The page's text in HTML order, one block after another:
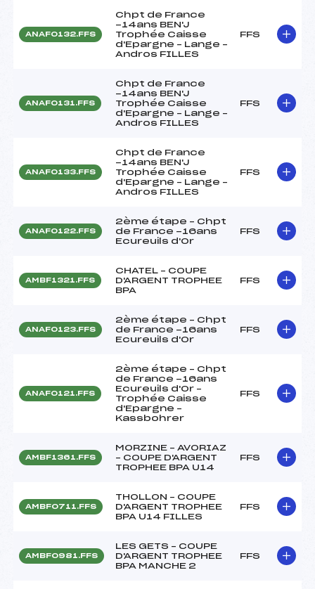
ANAF0132.FFS
Chpt de France
-14ans BEN'J
Trophée Caisse
d'Epargne – Lange –
Andros FILLES
FFS
ANAF0131.FFS
Chpt de France
-14ans BEN'J
Trophée Caisse
d'Epargne – Lange –
Andros FILLES
FFS
ANAF0133.FFS
Chpt de France
-14ans BEN'J
Trophée Caisse
d'Epargne – Lange –
Andros FILLES
FFS
ANAF0122.FFS
2ème étape – Chpt
de France -16ans
Ecureuils d'Or
FFS
AMBF1321.FFS
CHATEL – COUPE
D'ARGENT TROPHEE
BPA
FFS
ANAF0123.FFS
2ème étape – Chpt
de France -16ans
Ecureuils d'Or
FFS
ANAF0121.FFS
2ème étape – Chpt
de France -16ans
Ecureuils d'Or –
Trophée Caisse
d'Epargne –
Kassbohrer
FFS
AMBF1361.FFS
MORZINE – AVORIAZ
– COUPE D'ARGENT
TROPHEE BPA U14
FFS
AMBF0711.FFS
THOLLON – COUPE
D'ARGENT TROPHEE
BPA U14 FILLES
FFS
AMBF0981.FFS
LES GETS – COUPE
D'ARGENT TROPHEE
BPA MANCHE 2
FFS